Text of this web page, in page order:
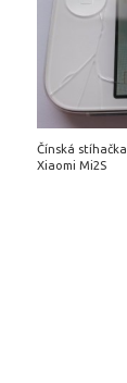
Čínská stíhačka
Xiaomi Mi2S